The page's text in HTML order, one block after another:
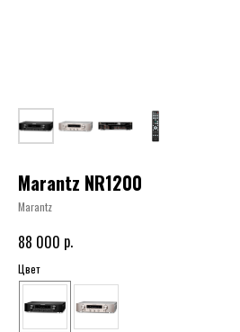
Marantz NR1200
Marantz
88 000 р.
Цвет